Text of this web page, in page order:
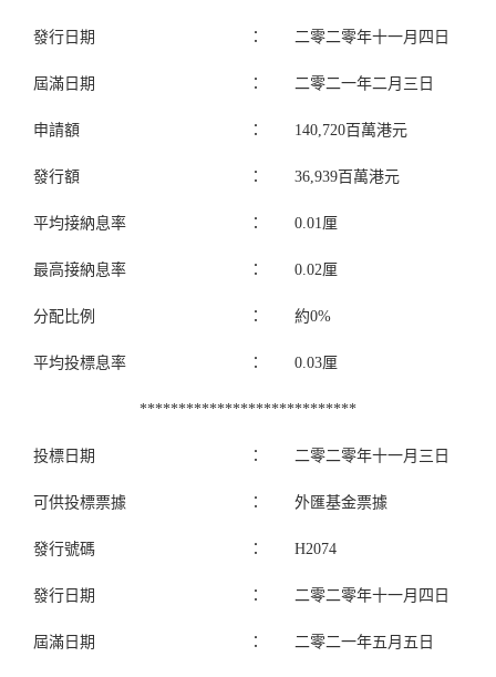
發行日期 ： 二零二零年十一月四日
屆滿日期 ： 二零二一年二月三日
申請額 ： 140,720百萬港元
發行額 ： 36,939百萬港元
平均接納息率 ： 0.01厘
最高接納息率 ： 0.02厘
分配比例 ： 約0%
平均投標息率 ： 0.03厘
****************************
投標日期 ： 二零二零年十一月三日
可供投標票據 ： 外匯基金票據
發行號碼 ： H2074
發行日期 ： 二零二零年十一月四日
屆滿日期 ： 二零二一年五月五日